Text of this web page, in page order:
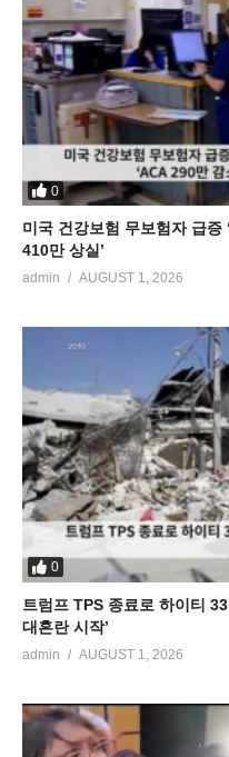
0
미국 건강보험 무보험자 급증
410만 상실’
admin AUGUST 1, 2026
0
트럼프 TPS 종료로 하이티
대혼란 시작’
admin AUGUST 1, 2026